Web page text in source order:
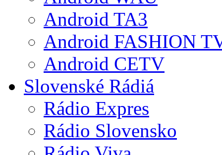
Android TA3
Android FASHION
Android CETV
Slovenské Rádiá
Rádio Expres
Rádio Slovensko